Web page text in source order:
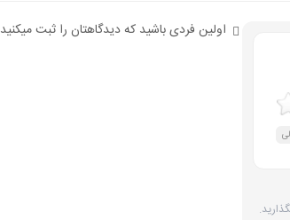
اولین فردی باشید که دیدگاهتان را ثبت میکنید